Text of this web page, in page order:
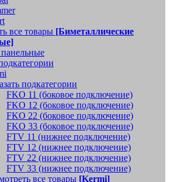
все товары [Биметаллические
подкатегории
FKO 11 (боковое подключение)
FKO 12 (боковое подключение)
FKO 22 (боковое подключение)
FKO 33 (боковое подключение)
FTV 11 (нижнее подключение)
FTV 12 (нижнее подключение)
FTV 22 (нижнее подключение)
FTV 33 (нижнее подключение)
все товары [Kermi]